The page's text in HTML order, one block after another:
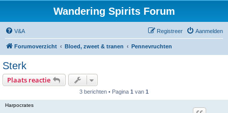
Wandering Spirits Forum
V&A Aanmelden
Registreer
Forumoverzicht Bloed, zweet & tranen Pennevruchten
Sterk
Plaats reactie
3 berichten • Pagina 1 van 1
Harpocrates